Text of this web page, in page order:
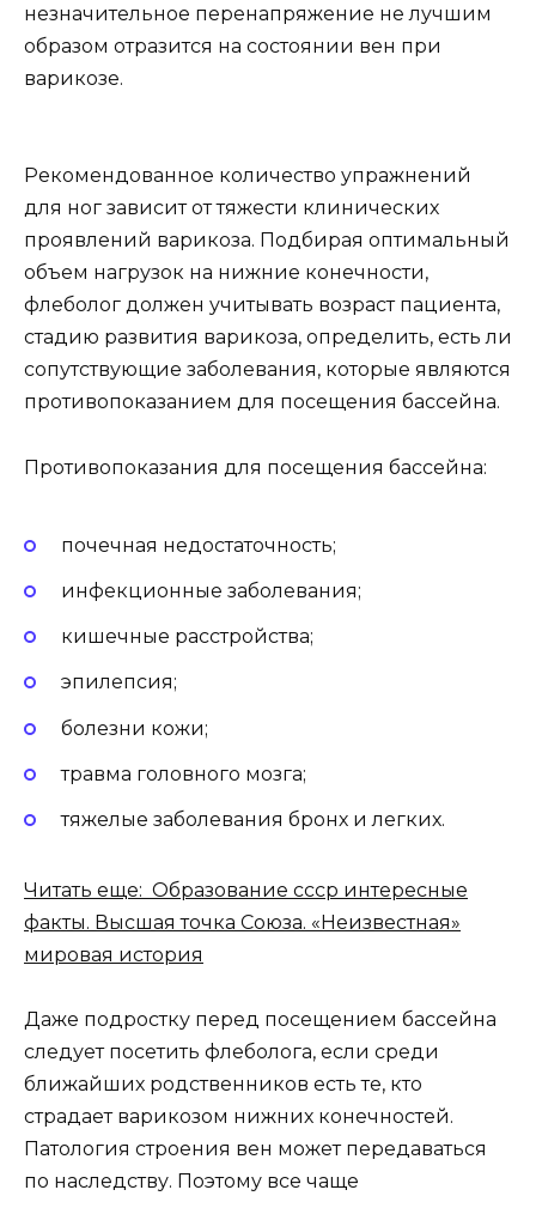
незначительное перенапряжение не лучшим
образом отразится на состоянии вен при
варикозе.
Рекомендованное количество упражнений
для ног зависит от тяжести клинических
проявлений варикоза. Подбирая оптимальный
объем нагрузок на нижние конечности,
флеболог должен учитывать возраст пациента,
стадию развития варикоза, определить, есть ли
сопутствующие заболевания, которые являются
противопоказанием для посещения бассейна.
Противопоказания для посещения бассейна:
почечная недостаточность;
инфекционные заболевания;
кишечные расстройства;
эпилепсия;
болезни кожи;
травма головного мозга;
тяжелые заболевания бронх и легких.
Читать еще: Образование ссср интересные
факты. Высшая точка Союза. «Неизвестная»
мировая история
Даже подростку перед посещением бассейна
следует посетить флеболога, если среди
ближайших родственников есть те, кто
страдает варикозом нижних конечностей.
Патология строения вен может передаваться
по наследству. Поэтому все чаще